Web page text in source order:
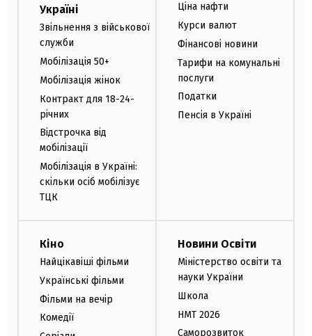
Україні
Звільнення з військової
служби
Мобілізація 50+
Мобілізація жінок
Контракт для 18-24-
річних
Відстрочка від
мобілізації
Мобілізація в Україні:
скільки осіб мобілізує
ТЦК
Ціна нафти
Курси валют
Фінансові новини
Тарифи на комунальні
послуги
Податки
Пенсія в Україні
Кіно
Найцікавіші фільми
Українські фільми
Фільми на вечір
Комедії
Новини Освіти
Міністерство освіти та
науки України
Школа
НМТ 2026
Саморозвиток